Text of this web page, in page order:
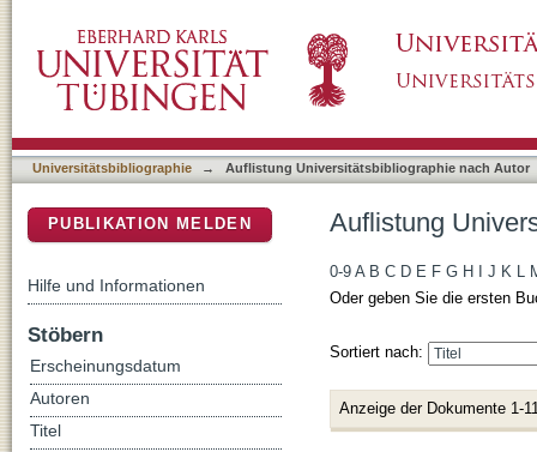
Universitätsbibliographie → Auflistung Universitätsbibliographie nach Autor
Auflistung
0-9 A B C D E F G H J K L
Oder geben Sie die ersten
Sortiert nach:
Anzeige der Dokumente 1-
PUBLIKATION MELDEN
Hilfe und Informationen
Stöbern
Erscheinungsdatum
Autoren
Titel